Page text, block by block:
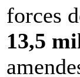
forces
13,5